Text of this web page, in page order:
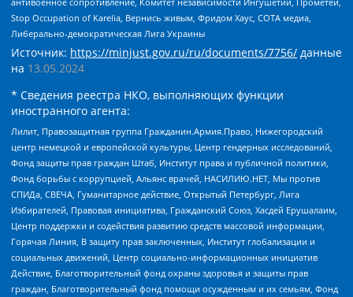
Stop Occupation of Karelia, Вернись живым, Фридом Хаус, СОТА медиа,
Либерально-демократическая Лига Украины
Источник: https://minjust.gov.ru/ru/documents/7756/ данные
на 13.05.2024
* Сведения реестра НКО, выполняющих функции
иностранного агента:
Лилит, Правозащитная группа Гражданин.Армия.Право, Нижегородский
центр немецкой и европейской культуры, Центр гендерных исследований,
Фонд защиты прав граждан Штаб, Институт права и публичной политики,
Фонд борьбы с коррупцией, Альянс врачей, НАСИЛИЮ.НЕТ, Мы против
СПИДа, СВЕЧА, Гуманитарное действие, Открытый Петербург, Лига
Избирателей, Правовая инициатива, Гражданский Союз, Хасдей Ерушалаим,
Центр поддержки и содействия развитию средств массовой информации,
Горячая Линия, В защиту прав заключенных, Институт глобализации и
социальных движений, Центр социально-информационных инициатив
Действие, Благотворительный фонд охраны здоровья и защиты прав
граждан, Благотворительный фонд помощи осужденным и их семьям, Фонд